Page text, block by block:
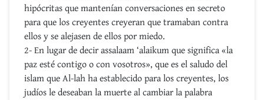
hipócritas que mantenían conversaciones en secreto
para que los creyentes creyeran que tramaban contra
ellos y se alejasen de ellos por miedo.
2- En lugar de decir assalaam ‘alaikum que significa «la
paz esté contigo o con vosotros», que es el saludo del
islam que Al-lah ha establecido para los creyentes, los
judíos le deseaban la muerte al cambiar la palabra